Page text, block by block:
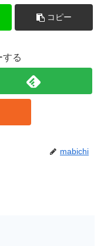
コピー
する
mabichi